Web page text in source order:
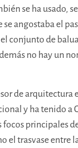
se ha usado,
se angostaba el
conjunto de
no hay un
de arquitectura
y ha tenido a
focos principales
el trasvase entre